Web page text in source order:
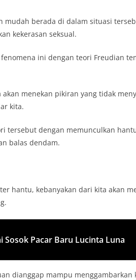
mudah berada di dalam situasi
kekerasan seksual.
ini dengan teori Freudian
menekan pikiran yang tidak
kita.
tersebut dengan memunculkan
balas dendam.
hantu, kebanyakan dari kita akan
Sosok Pacar Baru Lucinta Luna
dianggap mampu